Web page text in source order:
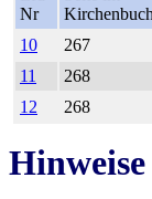
Nr
Kirchenbuch
10
267
11
268
12
268